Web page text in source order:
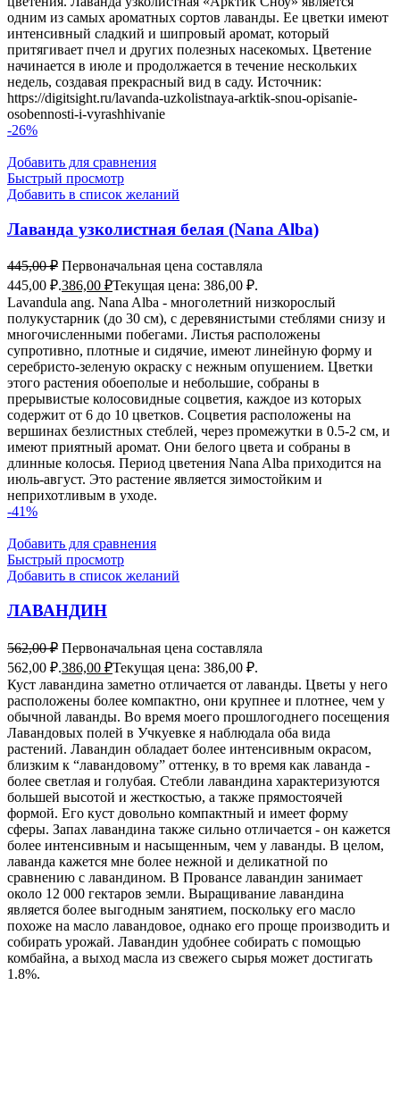
одним из самых ароматных сортов лаванды. Ее цветки имеют
интенсивный сладкий и шипровый аромат, который
притягивает пчел и других полезных насекомых. Цветение
начинается в июле и продолжается в течение нескольких
недель, создавая прекрасный вид в саду. Источник:
https://digitsight.ru/lavanda-uzkolistnaya-arktik-snou-opisanie-
osobennosti-i-vyrashhivanie
-26%
Добавить для сравнения
Быстрый просмотр
Добавить в список желаний
Лаванда узколистная белая (Nana Alba)
445,00₽ Первоначальная цена составляла
445,00 ₽.386,00 ₽Текущая цена: 386,00 ₽.
Lavandula ang. Nana Alba - многолетний низкорослый
полукустарник (до 30 см), с деревянистыми стеблями снизу и
многочисленными побегами. Листья расположены
супротивно, плотные и сидячие, имеют линейную форму и
серебристо-зеленую окраску с нежным опушением. Цветки
этого растения обоеполые и небольшие, собраны в
прерывистые колосовидные соцветия, каждое из которых
содержит от 6 до 10 цветков. Соцветия расположены на
вершинах безлистных стеблей, через промежутки в 0.5-2 см, и
имеют приятный аромат. Они белого цвета и собраны в
длинные колосья. Период цветения Nana Alba приходится на
июль-август. Это растение является зимостойким и
неприхотливым в уходе.
-41%
Добавить для сравнения
Быстрый просмотр
Добавить в список желаний
ЛАВАНДИН
562,00₽ Первоначальная цена составляла
562,00 ₽.386,00 ₽Текущая цена: 386,00 ₽.
Куст лавандина заметно отличается от лаванды. Цветы у него
расположены более компактно, они крупнее и плотнее, чем у
обычной лаванды. Во время моего прошлогоднего посещения
Лавандовых полей в Учкуевке я наблюдала оба вида
растений. Лавандин обладает более интенсивным окрасом,
близким к “лавандовому” оттенку, в то время как лаванда -
более светлая и голубая. Стебли лавандина характеризуются
большей высотой и жесткостью, а также прямостоячей
формой. Его куст довольно компактный и имеет форму
сферы. Запах лавандина также сильно отличается - он кажется
более интенсивным и насыщенным, чем у лаванды. В целом,
лаванда кажется мне более нежной и деликатной по
сравнению с лавандином. В Провансе лавандин занимает
около 12 000 гектаров земли. Выращивание лавандина
является более выгодным занятием, поскольку его масло
похоже на масло лавандовое, однако его проще производить и
собирать урожай. Лавандин удобнее собирать с помощью
комбайна, а выход масла из свежего сырья может достигать
1.8%.